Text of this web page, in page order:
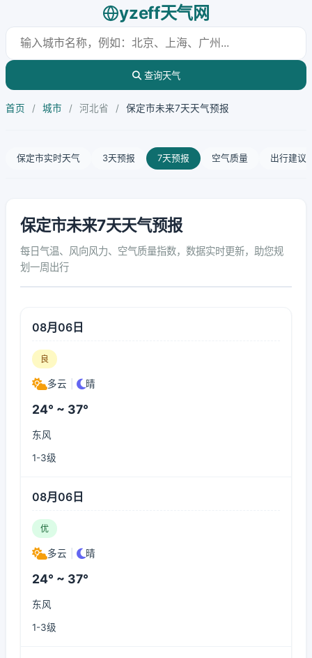
yzeff天气网
查询天气
首页 / 城市 / 河北省 / 保定市未来7天天气预报
保定市实时天气 3天预报 7天预报 空气质量 出行建议
保定市未来7天天气预报
每日气温、风向风力、空气质量指数，数据实时更新，助您规
划一周出行
08月06日
良
多云 晴
24° ~ 37°
东风
1-3级
08月06日
优
多云 晴
24° ~ 37°
东风
1-3级